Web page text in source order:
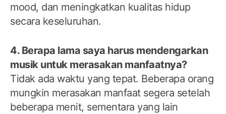
mood, dan meningkatkan kualitas hidup
secara keseluruhan.
4. Berapa lama saya harus mendengarkan
musik untuk merasakan manfaatnya?
Tidak ada waktu yang tepat. Beberapa orang
mungkin merasakan manfaat segera setelah
beberapa menit, sementara yang lain